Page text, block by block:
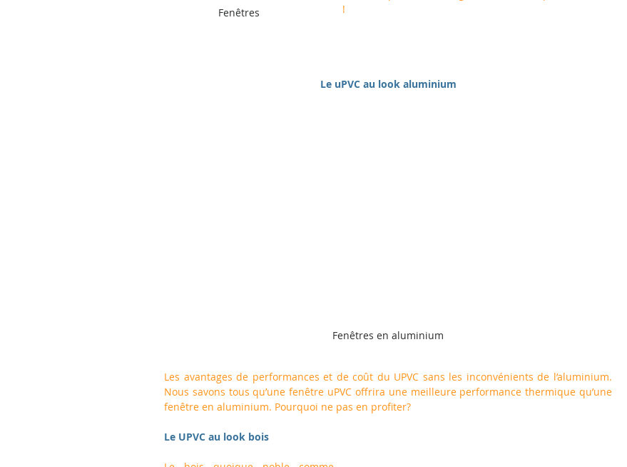
Fenêtres
!
Le uPVC au look aluminium
Fenêtres en aluminium
Les avantages de performances et de coût du UPVC sans les inconvénients de l’aluminium.
Nous savons tous qu’une fenêtre uPVC offrira une meilleure performance thermique qu’une
fenêtre en aluminium. Pourquoi ne pas en profiter?
Le UPVC au look bois